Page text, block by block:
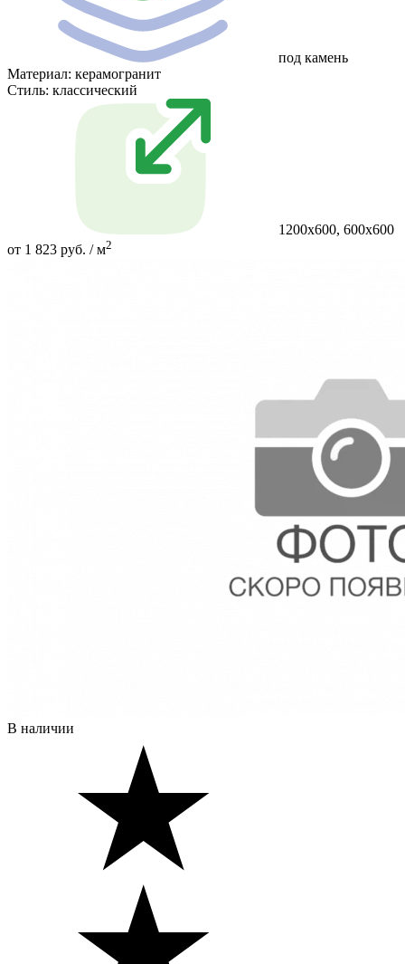
под камень
Материал: керамогранит
Стиль: классический
1200х600, 600х600
от 1 823 руб. / м2
В наличии